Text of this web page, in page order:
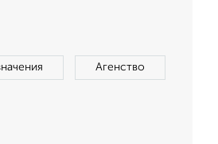
Агенство